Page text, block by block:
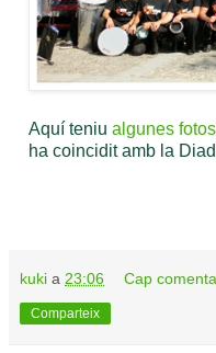
Aquí teniu algunes fotos
ha coincidit amb la
kuki a 23:06 Cap
Comparteix